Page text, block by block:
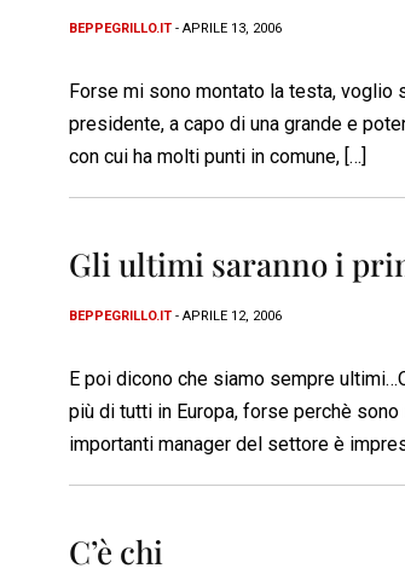
BEPPEGRILLO.IT - APRILE 13, 2006
Forse mi sono montato la testa, voglio
presidente, a capo di una grande e
con cui ha molti punti in comune, […]
Gli ultimi saranno i
BEPPEGRILLO.IT - APRILE 12, 2006
E poi dicono che siamo sempre
più di tutti in Europa, forse perchè
importanti manager del settore è
C’è chi